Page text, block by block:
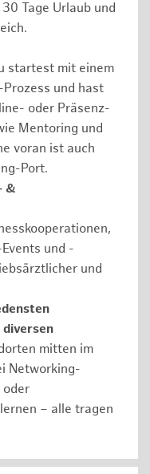
Tage Urlaub und
startest mit einem
und hast
oder Präsenz-
Mentoring und
voran ist auch
Port.
&
und -
und
mitten im
Networking-
oder
– alle tragen